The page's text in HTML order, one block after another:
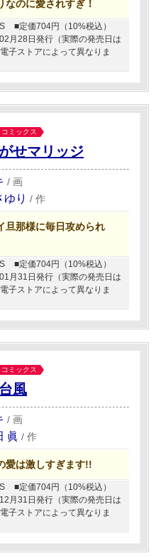
なのに愛されすぎ！
■定価704円（10%税込）
月28日発行（実際の発売日は
子ストアによって異なりま
ミックス
せマリッジ
/ 画
ゆり / 作
旦那様に毎日攻められ
■定価704円（10%税込）
月31日発行（実際の発売日は
子ストアによって異なりま
ミックス
風
/ 画
眞 / 作
愛は激しすぎます!!
■定価704円（10%税込）
月31日発行（実際の発売日は
子ストアによって異なりま